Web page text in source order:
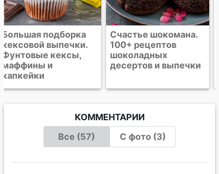
Счастье шокомана.
100+ рецептов
шоколадных
десертов и выпечки
Печенье с
шоколадной
крошкой
КОММЕНТАРИИ
Все (57)
С фото (3)